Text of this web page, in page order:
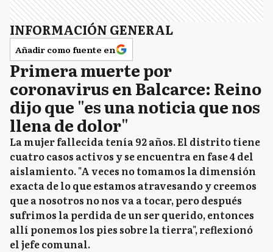
INFORMACIÓN GENERAL
Añadir como fuente en
Primera muerte por
coronavirus en Balcarce: Reino
dijo que "es una noticia que nos
llena de dolor"
La mujer fallecida tenía 92 años. El distrito tiene
cuatro casos activos y se encuentra en fase 4 del
aislamiento. "A veces no tomamos la dimensión
exacta de lo que estamos atravesando y creemos
que a nosotros no nos va a tocar, pero después
sufrimos la perdida de un ser querido, entonces
allí ponemos los pies sobre la tierra", reflexionó
el jefe comunal.